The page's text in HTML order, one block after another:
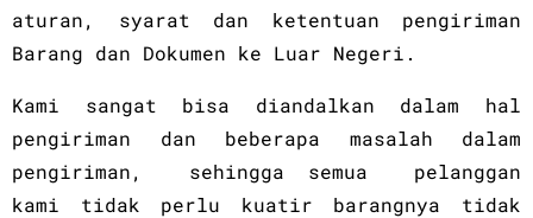
aturan, syarat dan ketentuan pengiriman
Barang dan Dokumen ke Luar Negeri.
Kami sangat bisa diandalkan dalam hal
pengiriman dan beberapa masalah dalam
pengiriman, sehingga semua pelanggan
kami tidak perlu kuatir barangnya tidak